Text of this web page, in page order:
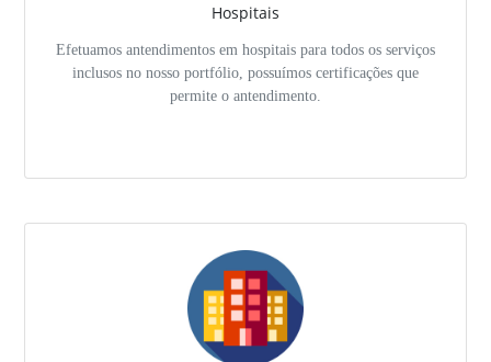
Hospitais
Efetuamos antendimentos em hospitais para todos os serviços
inclusos no nosso portfólio, possuímos certificações que
permite o antendimento.